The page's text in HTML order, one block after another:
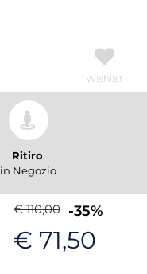
Wishlist
Ritiro
in Negozio
€ 110,00 -35%
€ 71,50